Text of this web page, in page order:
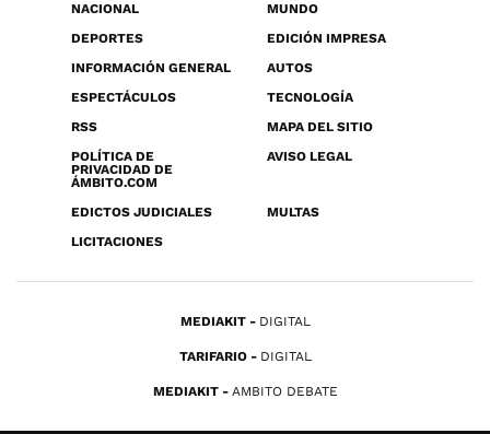
NACIONAL
MUNDO
DEPORTES
EDICIÓN IMPRESA
INFORMACIÓN GENERAL
AUTOS
ESPECTÁCULOS
TECNOLOGÍA
RSS
MAPA DEL SITIO
POLÍTICA DE
PRIVACIDAD DE
ÁMBITO.COM
AVISO LEGAL
EDICTOS JUDICIALES
MULTAS
LICITACIONES
MEDIAKIT DIGITAL
TARIFARIO DIGITAL
MEDIAKIT AMBITO DEBATE